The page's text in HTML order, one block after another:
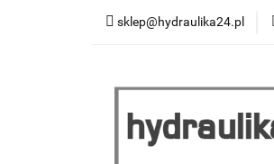
sklep@hydraulika24.pl